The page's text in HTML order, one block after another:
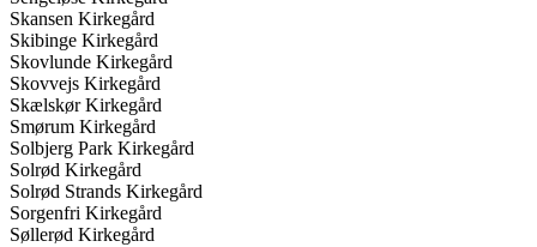
Skansen Kirkegård
Skibinge Kirkegård
Skovlunde Kirkegård
Skovvejs Kirkegård
Skælskør Kirkegård
Smørum Kirkegård
Solbjerg Park Kirkegård
Solrød Kirkegård
Solrød Strands Kirkegård
Sorgenfri Kirkegård
Søllerød Kirkegård